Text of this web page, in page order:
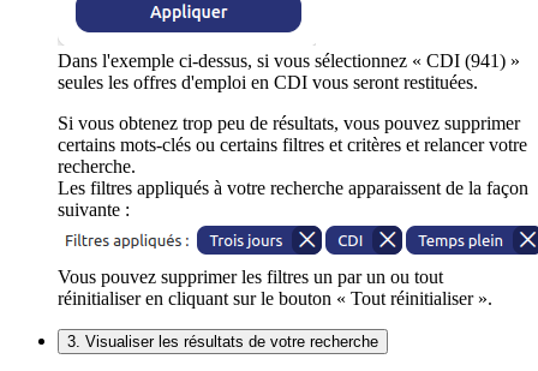
Dans l'exemple ci-dessus, si vous sélectionnez « CDI (941) »
seules les offres d'emploi en CDI vous seront restituées.
Si vous obtenez trop peu de résultats, vous pouvez supprimer
certains mots-clés ou certains filtres et critères et relancer votre
recherche.
Les filtres appliqués à votre recherche apparaissent de la façon
suivante :
Vous pouvez supprimer les filtres un par un ou tout
réinitialiser en cliquant sur le bouton « Tout réinitialiser ».
3. Visualiser les résultats de votre recherche